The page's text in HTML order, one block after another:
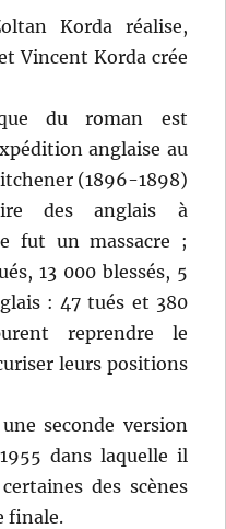
Korda réalise,
Vincent Korda crée
du roman est
anglaise au
(1896-1898)
des anglais à
fut un massacre ;
13 000 blessés, 5
: 47 tués et 380
reprendre le
leurs positions
seconde version
dans laquelle il
des scènes
finale.